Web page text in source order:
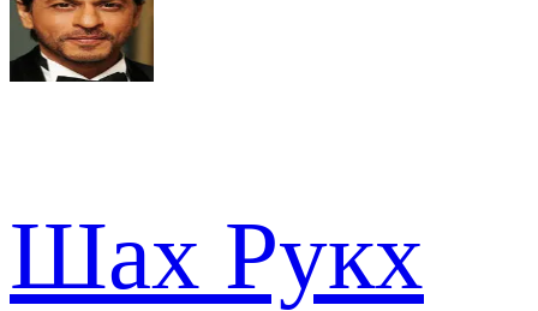
Шах Рукх